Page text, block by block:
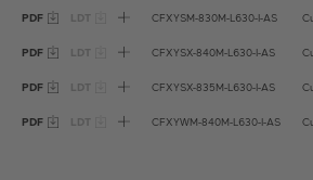
PDF LDT CFXYSM-830M-L630-I-AS
PDF LDT CFXYSX-840M-L630-I-AS
PDF LDT CFXYSX-835M-L630-I-AS
PDF LDT CFXYWM-840M-L630-I-AS